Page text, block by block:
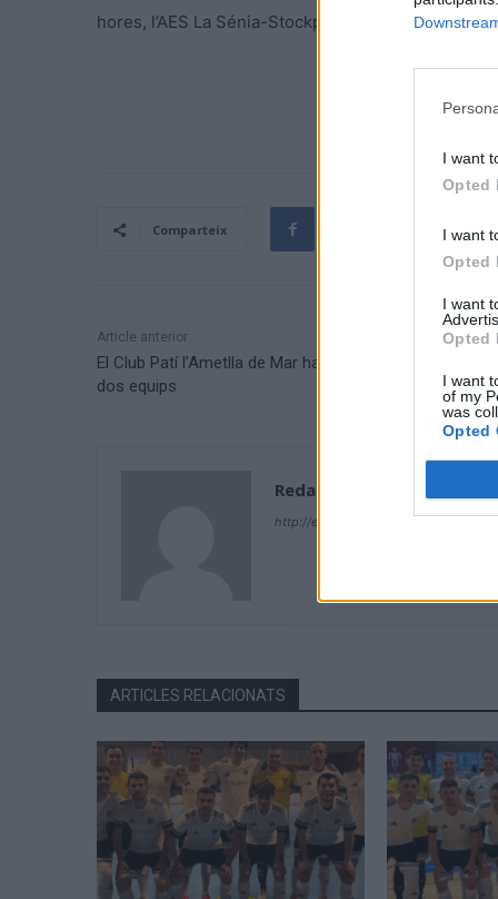
I want
Opted
I want
Opted
I want
Opted
I want
of my
was
Opted
hores, l’AES La Sénia-Stockplus, jugarà a la pista
Comparteix
Article anterior
El Club Patí l’Ametlla de Mar ha iniciat la preparació amb
dos equips
Redacció
http://ebresports.cat
ARTICLES RELACIONATS